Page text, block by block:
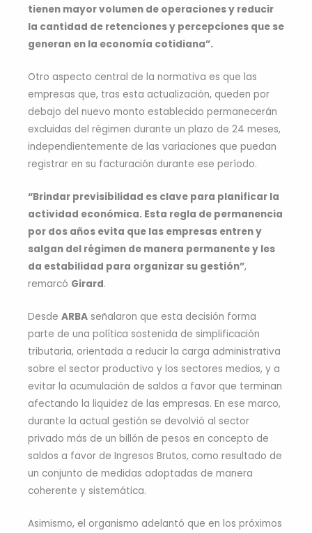
tienen mayor volumen de operaciones y reducir
la cantidad de retenciones y percepciones que se
generan en la economía cotidiana”.
Otro aspecto central de la normativa es que las
empresas que, tras esta actualización, queden por
debajo del nuevo monto establecido permanecerán
excluidas del régimen durante un plazo de 24 meses,
independientemente de las variaciones que puedan
registrar en su facturación durante ese período.
“Brindar previsibilidad es clave para planificar la
actividad económica. Esta regla de permanencia
por dos años evita que las empresas entren y
salgan del régimen de manera permanente y les
da estabilidad para organizar su gestión”,
remarcó Girard.
Desde ARBA señalaron que esta decisión forma
parte de una política sostenida de simplificación
tributaria, orientada a reducir la carga administrativa
sobre el sector productivo y los sectores medios, y a
evitar la acumulación de saldos a favor que terminan
afectando la liquidez de las empresas. En ese marco,
durante la actual gestión se devolvió al sector
privado más de un billón de pesos en concepto de
saldos a favor de Ingresos Brutos, como resultado de
un conjunto de medidas adoptadas de manera
coherente y sistemática.
Asimismo, el organismo adelantó que en los próximos